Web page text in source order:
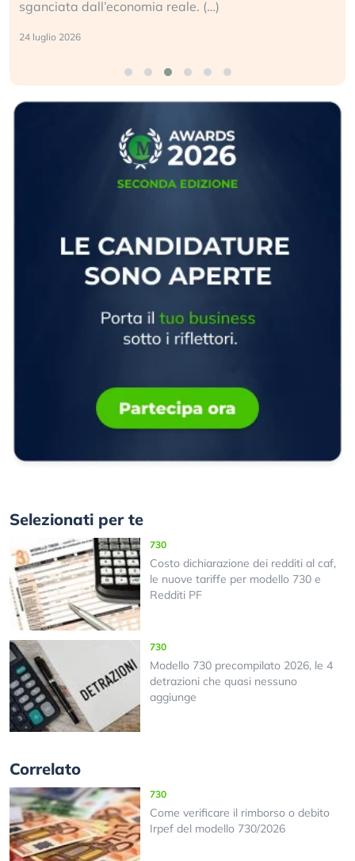
sganciata dall’economia reale. (…)
24 luglio 2026
Selezionati per te
730
Costo dichiarazione dei redditi al caf,
le nuove tariffe per modello 730 e
Redditi PF
730
Modello 730 precompilato 2026, le 4
detrazioni che quasi nessuno
aggiunge
Correlato
730
Come verificare il rimborso o debito
Irpef del modello 730/2026